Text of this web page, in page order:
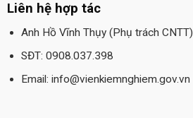
Liên hệ hợp tác
Anh Hồ Vĩnh Thụy (Phụ trách CNTT)
SĐT: 0908.037.398
Email: info@vienkiemnghiem.gov.vn